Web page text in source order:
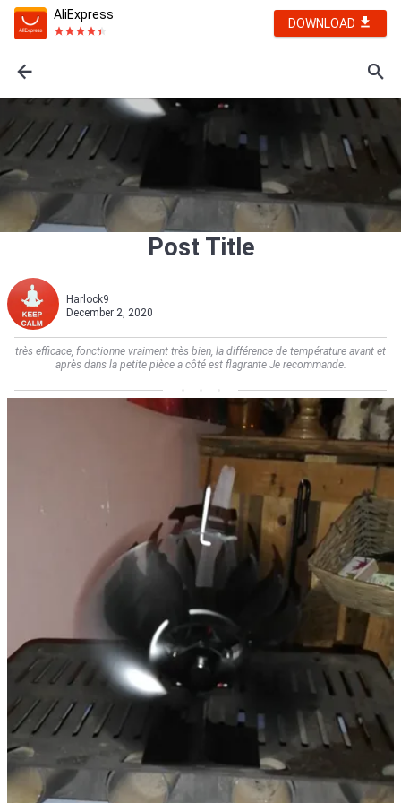
AliExpress
DOWNLOAD
Post Title
Harlock9
December 2, 2020
très efficace, fonctionne vraiment très bien, la différence de température avant et
après dans la petite pièce a côté est flagrante Je recommande.